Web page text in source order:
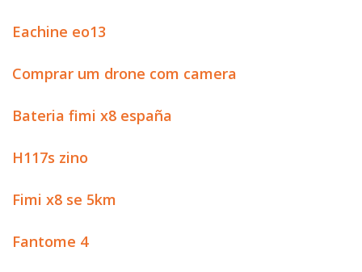
Eachine eo13
Comprar um drone com camera
Bateria fimi x8 españa
H117s zino
Fimi x8 se 5km
Fantome 4